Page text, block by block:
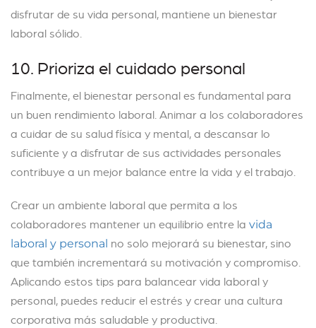
disfrutar de su vida personal, mantiene un bienestar
laboral sólido.
10. Prioriza el cuidado personal
Finalmente, el bienestar personal es fundamental para
un buen rendimiento laboral. Animar a los colaboradores
a cuidar de su salud física y mental, a descansar lo
suficiente y a disfrutar de sus actividades personales
contribuye a un mejor balance entre la vida y el trabajo.
Crear un ambiente laboral que permita a los
colaboradores mantener un equilibrio entre la vida
laboral y personal no solo mejorará su bienestar, sino
que también incrementará su motivación y compromiso.
Aplicando estos tips para balancear vida laboral y
personal, puedes reducir el estrés y crear una cultura
corporativa más saludable y productiva.